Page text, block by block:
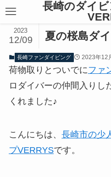
長崎のダイ
夏の桜島ダ
2023
12/09
長崎ファンダイビング 2023年12
荷物取りとついでにファ
ロダイバーの仲間入りし
くれました♪
こんにちは、 長崎市の少
プVERRYSです。